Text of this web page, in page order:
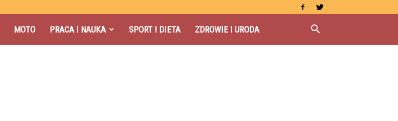
MOTO PRACA I NAUKA SPORT I DIETA ZDROWIE I URODA